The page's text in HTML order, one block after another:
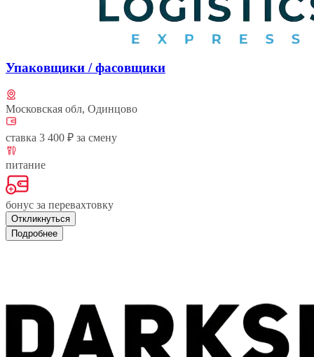
Упаковщики / фасовщики
Московская обл, Одинцово
ставка 3 400 ₽ за смену
питание
бонус за перевахтовку
Откликнуться
Подробнее